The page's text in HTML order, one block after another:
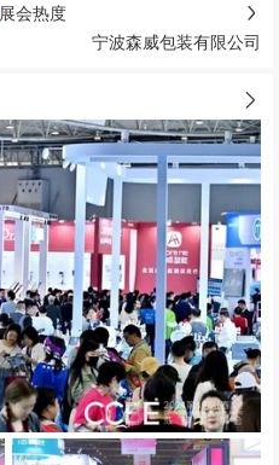
展会热度
宁波森威包装有限公司